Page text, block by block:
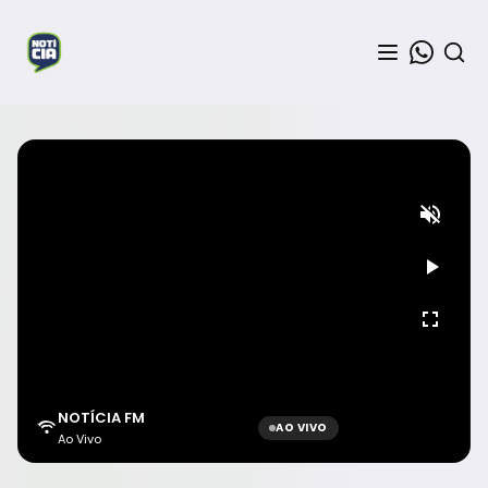
NOTÍCIA FM
Ao Vivo
AO VIVO